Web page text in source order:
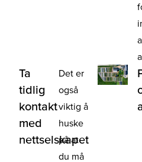
Ta
tidlig
kontakt
med
nettselskapet
Det er
også
viktig å
huske
på at
du må